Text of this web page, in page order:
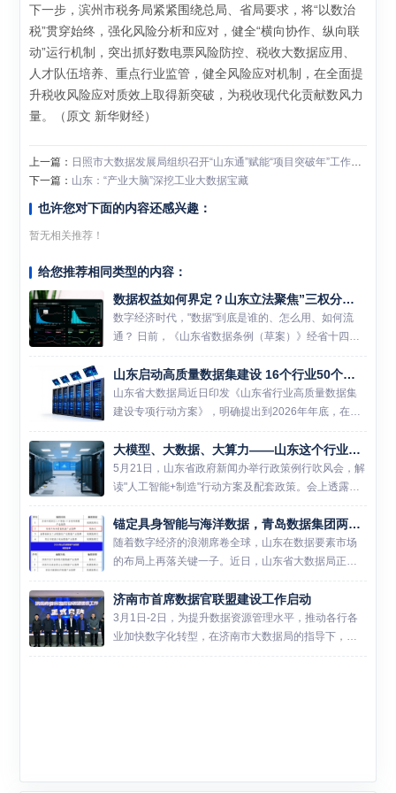
下一步，滨州市税务局紧紧围绕总局、省局要求，将“以数治
税”贯穿始终，强化风险分析和应对，健全“横向协作、纵向联
动”运行机制，突出抓好数电票风险防控、税收大数据应用、
人才队伍培养、重点行业监管，健全风险应对机制，在全面提
升税收风险应对质效上取得新突破，为税收现代化贡献数风力
量。（原文 新华财经）
上一篇： 日照市大数据发展局组织召开“山东通”赋能“项目突破年”工作培训交流会
下一篇： 山东：“产业大脑”深挖工业大数据宝藏
也许您对下面的内容还感兴趣：
暂无相关推荐！
给您推荐相同类型的内容：
数据权益如何界定？山东立法聚焦”三权分置”堵住数据交易灰色地带
数字经济时代，"数据"到底是谁的、怎么用、如何流
通？ 日前，《山东省数据条例（草案）》经省十四届
人大常委会第二十四次会议初次审议，并公开征求意
见。这部地方性法规被外界视为山东正式为"数据"立法
的标志性动作...
山东启动高质量数据集建设 16个行业50个数据集锚定AI底座
山东省大数据局近日印发《山东省行业高质量数据集
建设专项行动方案》，明确提出到2026年年底，在工
业制造、农业农村、交通运输等16个重点行业领域分
别建成2个左右专业化数据集，到2027年年底累计建
成50个高...
大模型、大数据、大算力——山东这个行业的相关企业已经1124家了
5月21日，山东省政府新闻办举行政策例行吹风会，解
读"人工智能+制造"行动方案及配套政策。会上透露了
一组让人眼前一亮的数据：截至2025年底，山东全省
从事大模型、智能体、大数据、大算力等领域研发与
服务的重...
锚定具身智能与海洋数据，青岛数据集团两大产业集群入选省级培育名单
随着数字经济的浪潮席卷全球，山东在数据要素市场
的布局上再落关键一子。近日，山东省大数据局正式
公布了2026年度山东省数据产业集群建设及储备名
单。在本次评选中，由青岛数据集团牵头建设的两大
产业集群脱颖而出，...
济南市首席数据官联盟建设工作启动
3月1日-2日，为提升数据资源管理水平，推动各行各
业加快数字化转型，在济南市大数据局的指导下，市
大数据协会举办2024年度济南市数据管理知识体系提